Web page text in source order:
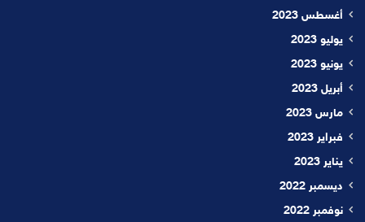
أغسطس 2023
يوليو 2023
يونيو 2023
أبريل 2023
مارس 2023
فبراير 2023
يناير 2023
ديسمبر 2022
نوفمبر 2022